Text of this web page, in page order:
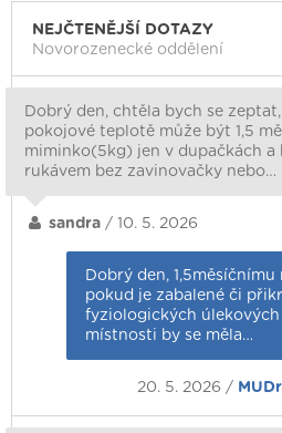
NEJČTENĚJŠÍ DOTAZY
Novorozenecké oddělení
Dobrý den, chtěla bych se
pokojové teplotě může být 1,5
miminko(5kg) jen v dupačkách a
rukávem bez zavinovačky nebo…
sandra / 10. 5. 2026
Dobrý den,
pokud je zabalené či
fyziologických úlekových
místnosti by se měla…
20. 5. 2026 /